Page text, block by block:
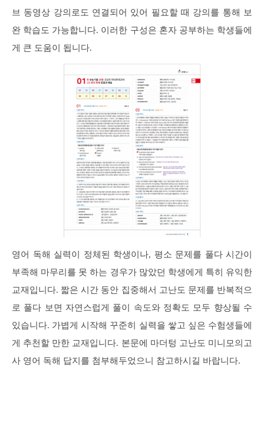
브 동영상 강의로도 연결되어 있어 필요할 때 강의를 통해 보
완 학습도 가능합니다. 이러한 구성은 혼자 공부하는 학생들에
게 큰 도움이 됩니다.
영어 독해 실력이 정체된 학생이나, 평소 문제를 풀다 시간이
부족해 마무리를 못 하는 경우가 많았던 학생에게 특히 유익한
교재입니다. 짧은 시간 동안 집중해서 고난도 문제를 반복적으
로 풀다 보면 자연스럽게 풀이 속도와 정확도 모두 향상될 수
있습니다. 가볍게 시작해 꾸준히 실력을 쌓고 싶은 수험생들에
게 추천할 만한 교재입니다. 본문에 마더텅 고난도 미니모의고
사 영어 독해 답지를 첨부해두었으니 참고하시길 바랍니다.